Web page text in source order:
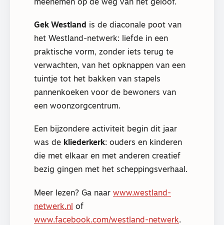
meenemen op de weg van het geloof.
Gek Westland is de diaconale poot van
het Westland-netwerk: liefde in een
praktische vorm, zonder iets terug te
verwachten, van het opknappen van een
tuintje tot het bakken van stapels
pannenkoeken voor de bewoners van
een woonzorgcentrum.
Een bijzondere activiteit begin dit jaar
was de kliederkerk: ouders en kinderen
die met elkaar en met anderen creatief
bezig gingen met het scheppingsverhaal.
Meer lezen? Ga naar www.westland-
netwerk.nl of
www.facebook.com/westland-netwerk.